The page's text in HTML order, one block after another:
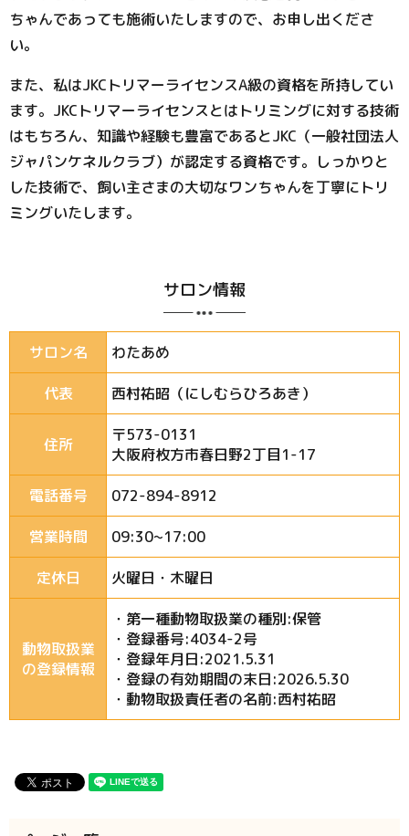
ちゃんであっても施術いたしますので、お申し出くださ
い。
また、私はJKCトリマーライセンスA級の資格を所持してい
ます。JKCトリマーライセンスとはトリミングに対する技術
はもちろん、知識や経験も豊富であるとJKC（一般社団法人
ジャパンケネルクラブ）が認定する資格です。しっかりと
した技術で、飼い主さまの大切なワンちゃんを丁寧にトリ
ミングいたします。
サロン情報
サロン名 わたあめ
代表 西村祐昭（にしむらひろあき）
住所
〒573-0131
大阪府枚方市春日野2丁目1-17
電話番号 072-894-8912
営業時間 09:30~17:00
定休日 火曜日・木曜日
動物取扱業
の登録情報
・第一種動物取扱業の種別:保管
・登録番号:4034-2号
・登録年月日:2021.5.31
・登録の有効期間の末日:2026.5.30
・動物取扱責任者の名前:西村祐昭